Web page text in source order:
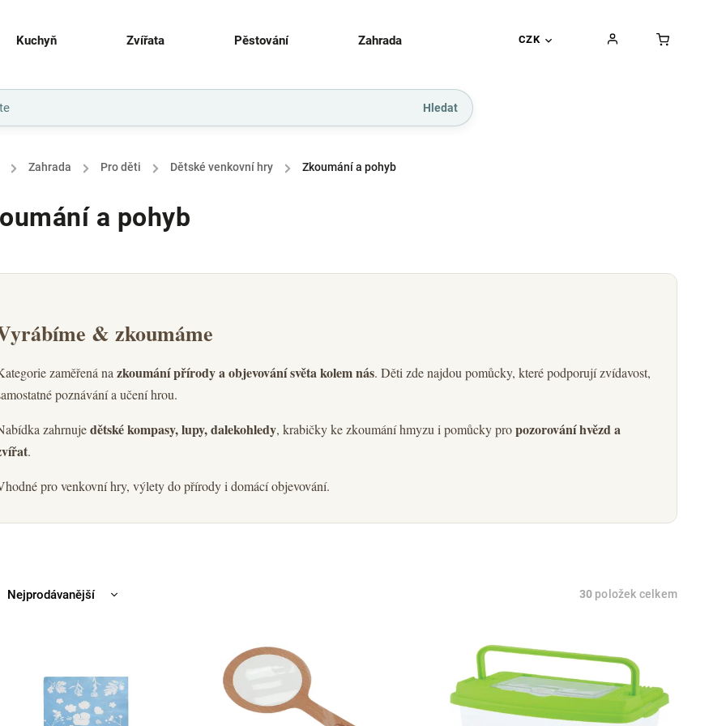
CZK
Kuchyň Zvířata Pěstování Zahrada Gurmánské pochoutky Dárkové
Hledat
/ Zahrada / Pro děti / Dětské venkovní hry /
Zkoumání a pohyb
a pohyb
& zkoumáme
zaměřená na zkoumání přírody a objevování světa kolem nás. Děti zde najdou pomůcky, které podporují zvídavost,
poznávání a učení hrou.
zahrnujedětské kompasy, lupy, dalekohledy, krabičky ke zkoumání hmyzu i pomůcky propozorování hvězd a
.
pro venkovní hry, výlety do přírody i domácí objevování.
Nejprodávanější
30 položek celkem